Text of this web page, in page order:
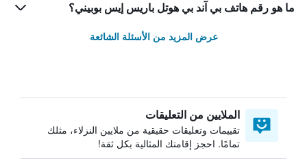
ما هو رقم هاتف بي آند بي هوتل باريس إيس بوبيني؟
عرض المزيد من الأسئلة الشائعة
الملايين من التعليقات
تقييمات وتعليقات حقيقية من ملايين النزلاء، مثلك
تمامًا. احجز إقامتك المثالية بكل ثقة!